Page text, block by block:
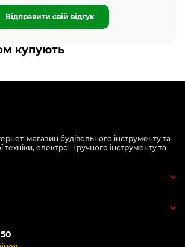
Відправити свій відгук
купують
магазин будівельного інструменту та
електро- і ручного інструменту та